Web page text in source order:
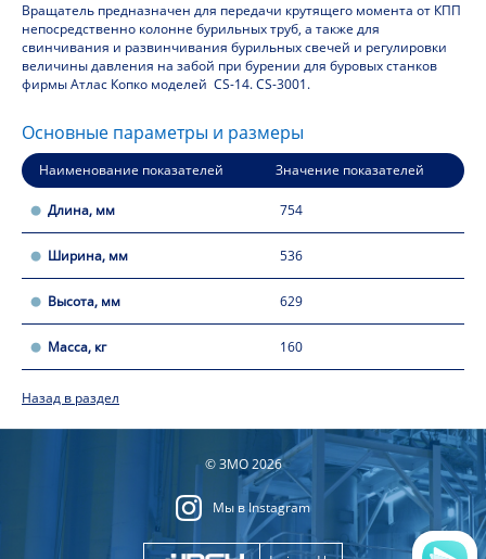
Вращатель предназначен для передачи крутящего момента от КПП
непосредственно колонне бурильных труб, а также для
свинчивания и развинчивания бурильных свечей и регулировки
величины давления на забой при бурении для буровых станков
фирмы Атлас Копко моделей CS-14. CS-3001.
Основные параметры и размеры
Наименование показателей Значение показателей
Длина, мм 754
Ширина, мм 536
Высота, мм 629
Масса, кг 160
Назад в раздел
© ЗМО 2026
Мы в Instagram